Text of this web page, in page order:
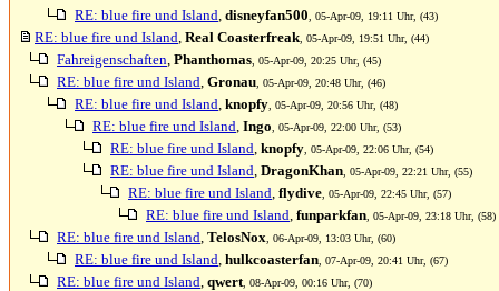
RE: blue fire und Island, disneyfan500 , 05-Apr-09, 19:11 Uhr, (43)
RE: blue fire und Island, Real Coasterfreak , 05-Apr-09, 19:51 Uhr, (44)
Fahreigenschaften, Phanthomas , 05-Apr-09, 20:25 Uhr, (45)
RE: blue fire und Island, Gronau , 05-Apr-09, 20:48 Uhr, (46)
RE: blue fire und Island, knopfy , 05-Apr-09, 20:56 Uhr, (48)
RE: blue fire und Island, Ingo , 05-Apr-09, 22:00 Uhr, (53)
RE: blue fire und Island, knopfy , 05-Apr-09, 22:06 Uhr, (54)
RE: blue fire und Island, DragonKhan , 05-Apr-09, 22:21 Uhr, (55)
RE: blue fire und Island, flydive , 05-Apr-09, 22:45 Uhr, (57)
RE: blue fire und Island, funparkfan , 05-Apr-09, 23:18 Uhr, (58)
RE: blue fire und Island, TelosNox , 06-Apr-09, 13:03 Uhr, (60)
RE: blue fire und Island, hulkcoasterfan , 07-Apr-09, 20:41 Uhr, (67)
RE: blue fire und Island, qwert , 08-Apr-09, 00:16 Uhr, (70)